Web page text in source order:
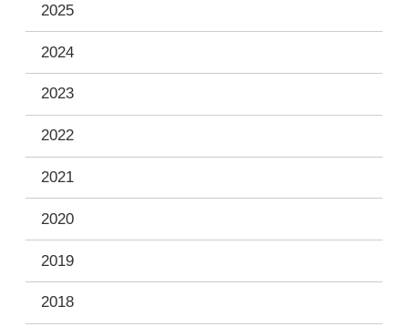
2025
2024
2023
2022
2021
2020
2019
2018